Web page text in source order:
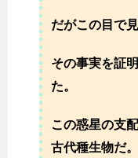
だがこの目で
その事実を証
た。
この惑星の支
古代種生物だ。